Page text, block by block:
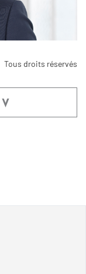
Tous droits réservés